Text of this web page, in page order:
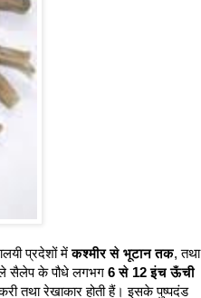
प्रदेशों मेंकश्मीर से भूटान तक, तथा
सैलेप के पौधे लगभग 6 से 12 इंच ऊँची
तथा रेखाकार होती हैं। इसके पुष्पदंड